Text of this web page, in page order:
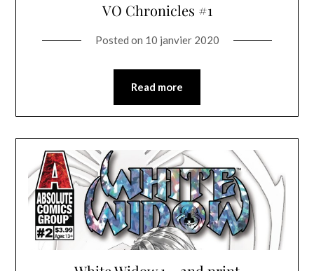
VO Chronicles #1
Posted on 10 janvier 2020
Read more